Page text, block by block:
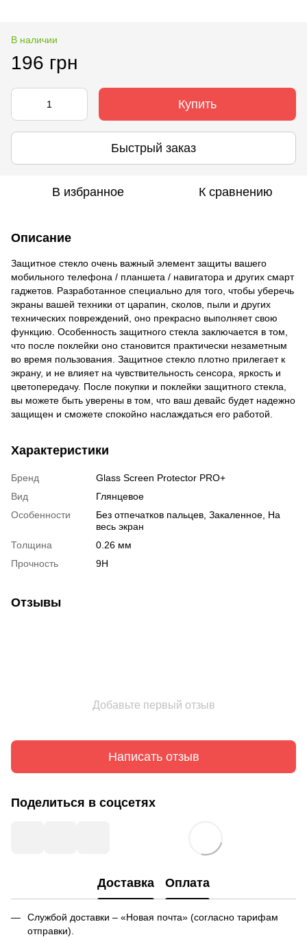
В наличии
196 грн
Купить
Быстрый заказ
В избранное К сравнению
Описание
Защитное стекло очень важный элемент защиты вашего
мобильного телефона / планшета / навигатора и других смарт
гаджетов. Разработанное специально для того, чтобы уберечь
экраны вашей техники от царапин, сколов, пыли и других
технических повреждений, оно прекрасно выполняет свою
функцию. Особенность защитного стекла заключается в том,
что после поклейки оно становится практически незаметным
во время пользования. Защитное стекло плотно прилегает к
экрану, и не влияет на чувствительность сенсора, яркость и
цветопередачу. После покупки и поклейки защитного стекла,
вы можете быть уверены в том, что ваш девайс будет надежно
защищен и сможете спокойно наслаждаться его работой.
Характеристики
Бренд
Glass Screen Protector PRO+
Вид
Глянцевое
Особенности
Без отпечатков пальцев, Закаленное, На
весь экран
Толщина
0.26 мм
Прочность
9H
Отзывы
Добавьте первый отзыв
Написать отзыв
Поделиться в соцсетях
Доставка Оплата
Службой доставки – «Новая почта» (согласно тарифам
отправки).